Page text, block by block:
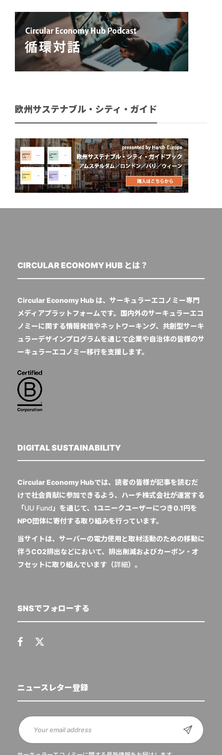
欧州サステナブル・シティ・ガイド
CIRCULAR ECONOMY HUB とは？
Circular Economy Hub は、サーキュラーエコノミー専門
メディアプラットフォームです。国内外のサーキュラーエコ
ノミーに関する情報発信やネットワーキング、共創型サーキ
ュラーデザインプログラムを通じて企業や自治体の皆様のサ
ーキュラーエコノミー移行を支援します。
DIGITAL SUSTAINABILITY
Circular Economy Hubでは、読者の皆様が記事を読むだ
けで社会貢献に参加できるよう、ハーチ株式会社が運営する
「UU Fund 」を通じて、1ユニークユーザーにつき0.1円を
NPO団体に寄付する取り組みを行っています。
当サイトは、サーバーの電力使用と取材活動のための移動に
伴うCO2排出などにおいて、排出削減およびカーボン・オ
フセットに取り組んでいます（詳細）。
SNSでフォローする
ニュースレター登録